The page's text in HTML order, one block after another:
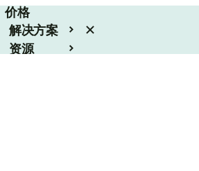
价格
解决方案
资源